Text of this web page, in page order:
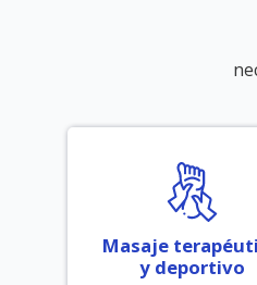
Masaje
y deportivo